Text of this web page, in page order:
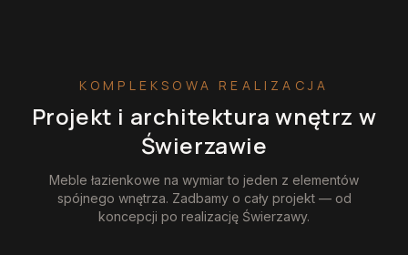
KOMPLEKSOWA REALIZACJA
Projekt i architektura wnętrz w
Świerzawie
Meble łazienkowe na wymiarto jeden z elementów
spójnego wnętrza. Zadbamy o cały projekt — od
koncepcji po realizację Świerzawy.